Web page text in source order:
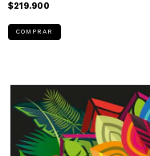
$219.900